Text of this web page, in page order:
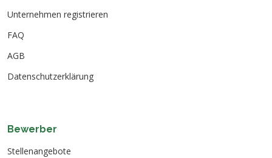
Unternehmen registrieren
FAQ
AGB
Datenschutzerklärung
Bewerber
Stellenangebote